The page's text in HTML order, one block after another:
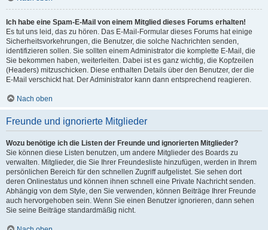
Ich habe eine Spam-E-Mail von einem Mitglied dieses Forums erhalten!
Es tut uns leid, das zu hören. Das E-Mail-Formular dieses Forums hat einige
Sicherheitsvorkehrungen, die Benutzer, die solche Nachrichten senden,
identifizieren sollen. Sie sollten einem Administrator die komplette E-Mail, die
Sie bekommen haben, weiterleiten. Dabei ist es ganz wichtig, die Kopfzeilen
(Headers) mitzuschicken. Diese enthalten Details über den Benutzer, der die
E-Mail verschickt hat. Der Administrator kann dann entsprechend reagieren.
Nach oben
Freunde und ignorierte Mitglieder
Wozu benötige ich die Listen der Freunde und ignorierten Mitglieder?
Sie können diese Listen benutzen, um andere Mitglieder des Boards zu
verwalten. Mitglieder, die Sie Ihrer Freundesliste hinzufügen, werden in Ihrem
persönlichen Bereich für den schnellen Zugriff aufgelistet. Sie sehen dort
deren Onlinestatus und können ihnen schnell eine Private Nachricht senden.
Abhängig von dem Style, den Sie verwenden, können Beiträge Ihrer Freunde
auch hervorgehoben sein. Wenn Sie einen Benutzer ignorieren, dann sehen
Sie seine Beiträge standardmäßig nicht.